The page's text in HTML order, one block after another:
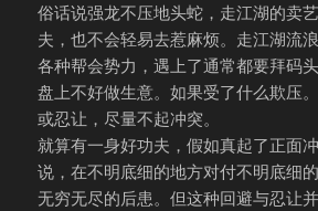
俗话说强龙不压地头蛇，走江湖的卖
夫，也不会轻易去惹麻烦。走江湖流
各种帮会势力，遇上了通常都要拜码
盘上不好做生意。如果受了什么欺压
或忍让，尽量不起冲突。
就算有一身好功夫，假如真起了正面
说，在不明底细的地方对付不明底细
无穷无尽的后患。但这种回避与忍让